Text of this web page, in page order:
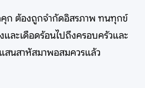
งถูกจำกัดอิสรภาพ ทนทุกข์
และเดือดร้อนไปถึงครอบครัวและ
สนสาหัสมาพอสมควรแล้ว